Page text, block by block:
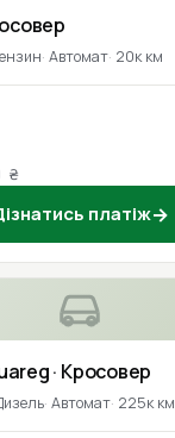
Автомат 20к км
₴
платіж→
· Кросовер
Автомат 225к км